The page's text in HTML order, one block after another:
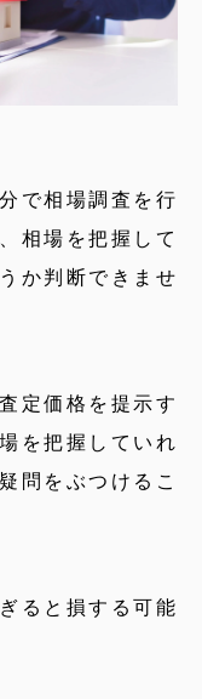
で相場調査を行
相場を把握して
か判断できませ
定価格を提示す
を把握していれ
問をぶつけるこ
ると損する可能